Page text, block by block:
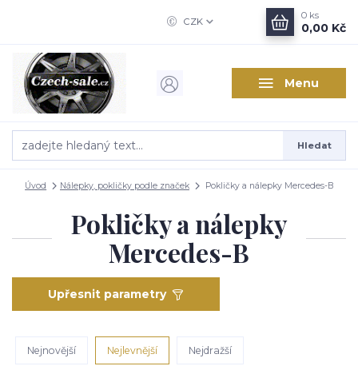
Menu
CZK
Hledat
0 ks
0,00 Kč
Úvod Nálepky, pokličky podle značek Pokličky a nálepky Mercedes-B
Pokličky a nálepky
Mercedes-B
Upřesnit parametry
Nejnovější Nejlevnější Nejdražší